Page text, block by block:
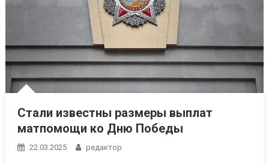
Стали известны размеры выплат
матпомощи ко Дню Победы
22.03.2025 редактор